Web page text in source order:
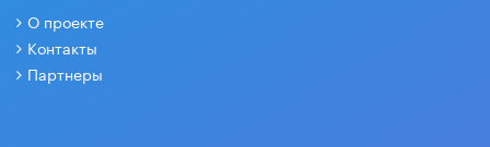
О проекте
Контакты
Партнеры